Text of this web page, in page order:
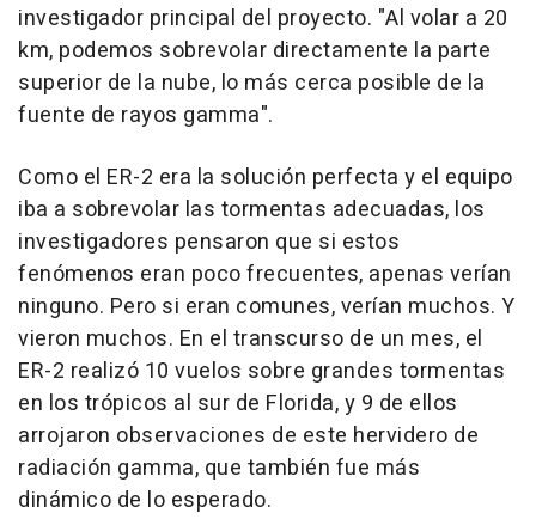
investigador principal del proyecto. "Al volar a 20
km, podemos sobrevolar directamente la parte
superior de la nube, lo más cerca posible de la
fuente de rayos gamma".
Como el ER-2 era la solución perfecta y el equipo
iba a sobrevolar las tormentas adecuadas, los
investigadores pensaron que si estos
fenómenos eran poco frecuentes, apenas verían
ninguno. Pero si eran comunes, verían muchos. Y
vieron muchos. En el transcurso de un mes, el
ER-2 realizó 10 vuelos sobre grandes tormentas
en los trópicos al sur de Florida, y 9 de ellos
arrojaron observaciones de este hervidero de
radiación gamma, que también fue más
dinámico de lo esperado.